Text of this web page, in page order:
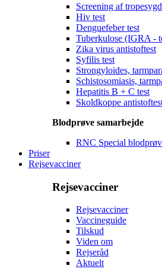
Screening af
Hiv test
Denguefeber test
Tuberkulose (IGRA -
Zika virus antistoftest
Syfilis test
Strongyloides,
Schistosomiasis,
Hepatitis B + C test
Skoldkoppe
Blodprøve samarbejde
RNC Special
Priser
Rejsevacciner
Rejsevacciner
Rejsevacciner
Vaccineguide
Tilskud
Viden om
Rejseråd
Aktuelt